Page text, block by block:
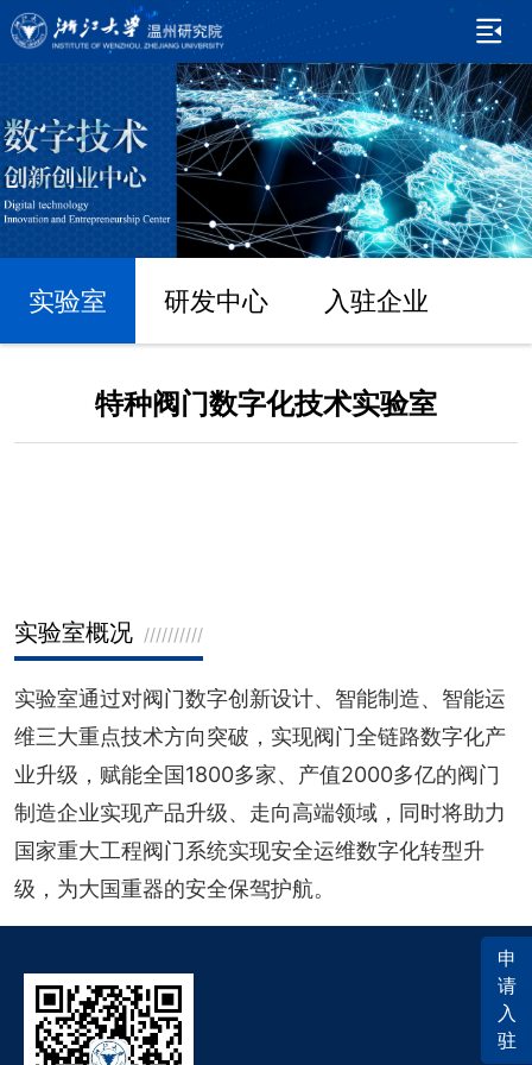
实验室 研发中心 入驻企业
申
请
入
驻
特种阀门数字化技术实验室
实验室概况 //////////
实验室通过对阀门数字创新设计、智能制造、智能运
维三大重点技术方向突破，实现阀门全链路数字化产
业升级，赋能全国1800多家、产值2000多亿的阀门
制造企业实现产品升级、走向高端领域，同时将助力
国家重大工程阀门系统实现安全运维数字化转型升
级，为大国重器的安全保驾护航。